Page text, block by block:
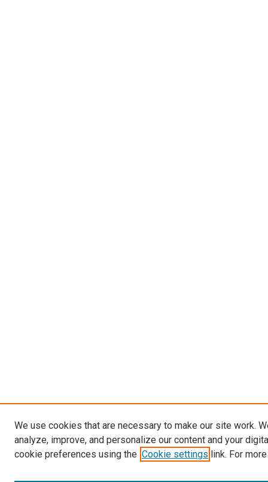
We use cookies that are necessary to make our site work.
analyze, improve, and personalize our content and your
cookie preferences using the Cookie settings link. For